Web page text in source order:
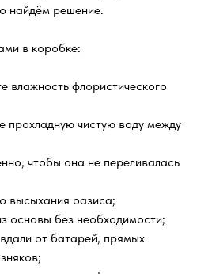
найдём решение.
в коробке:
влажность флористического
прохладную чистую воду между
чтобы она не переливалась
высыхания оазиса;
основы без необходимости;
от батарей, прямых